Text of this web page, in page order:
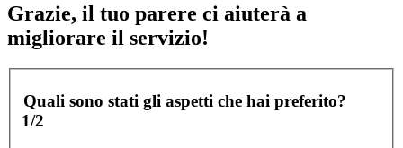
Grazie, il tuo parere ci aiuterà a
migliorare il servizio!
Quali sono stati gli aspetti che hai preferito?
1/2